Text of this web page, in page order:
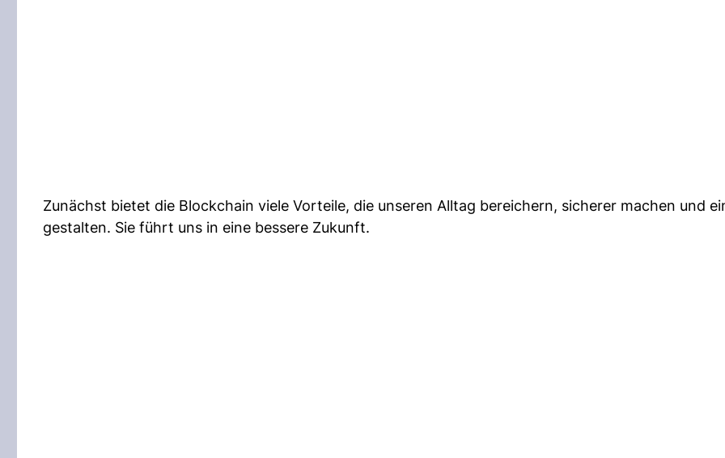
Zunächst bietet die Blockchain viele Vorteile, die unseren Alltag bereichern, sicherer machen und
gestalten. Sie führt uns in eine bessere Zukunft.